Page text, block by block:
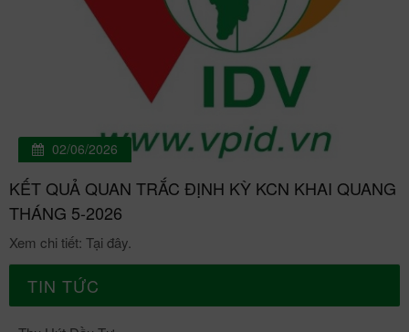
02/06/2026
KẾT QUẢ QUAN TRẮC ĐỊNH KỲ KCN KHAI QUANG
THÁNG 5-2026
Xem chi tiết: Tại đây.
TIN TỨC